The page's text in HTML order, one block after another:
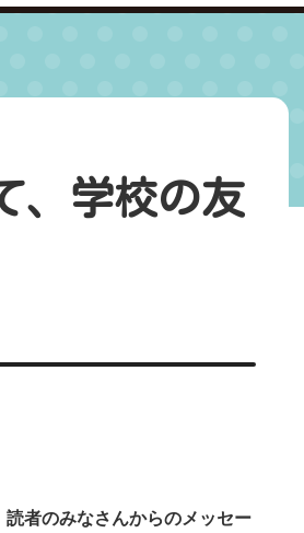
、学校の友
者のみなさんからのメッセー